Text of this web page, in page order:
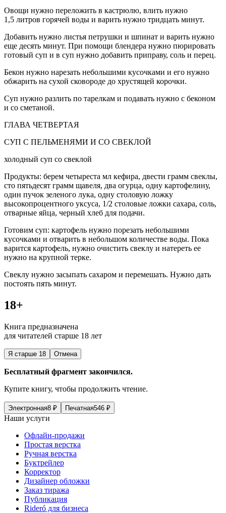
Овощи нужно переложить в кастрюлю, влить нужно
1,5 литров горячей воды и варить нужно тридцать минут.
Добавить нужно листья петрушки и шпинат и варить нужно
еще десять минут. При помощи блендера нужно пюрировать
готовый суп и в суп нужно добавить приправу, соль и перец.
Бекон нужно нарезать небольшими кусочками и его нужно
обжарить на сухой сковороде до хрустящей корочки.
Суп нужно разлить по тарелкам и подавать нужно с беконом
и со сметаной.
ГЛАВА ЧЕТВЕРТАЯ
СУП С ПЕЛЬМЕНЯМИ И СО СВЕКЛОЙ
холодный суп со свеклой
Продукты: берем четыреста мл кефира, двести грамм свеклы,
сто пятьдесят грамм щавеля, два огурца, одну картофелину,
один пучок зеленого лука, одну столовую ложку
высокопроцентного уксуса, 1/2 столовые ложки сахара, соль,
отварные яйца, черный хлеб для подачи.
Готовим суп: картофель нужно порезать небольшими
кусочками и отварить в небольшом количестве воды. Пока
варится картофель, нужно очистить свеклу и натереть ее
нужно на крупной терке.
Свеклу нужно засыпать сахаром и перемешать. Нужно дать
постоять пять минут.
18+
Книга предназначена
для читателей старше 18 лет
Я старше 18 Отмена
Бесплатный фрагмент закончился.
Купите книгу, чтобы продолжить чтение.
Электронная8 ₽ Печатная546 ₽
Наши услуги
Офлайн-продажи
Простая верстка
Ручная верстка
Буктрейлер
Корректор
Дизайнер обложки
Заказ тиража
Публикация
Rideró для бизнеса